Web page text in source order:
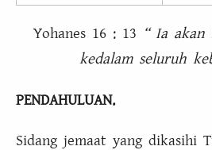
Yohanes 16 : 13 “ Ia akan
kedalam seluruh
PENDAHULUAN.
Sidang jemaat yang dikasihi